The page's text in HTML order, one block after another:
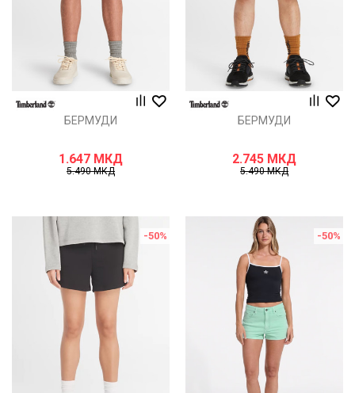
БЕРМУДИ
1.647 МКД
5.490МКД
БЕРМУДИ
2.745 МКД
5.490МКД
-50% -50%